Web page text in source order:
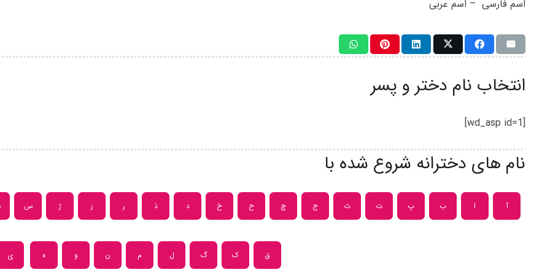
اسم فارسی – اسم عربی
انتخاب نام دختر و پسر
[wd_asp id=1]
نام های دخترانه شروع شده با
آ ا ب پ ت ث ج چ ح خ د ذ ر ز ژ س
ق ک گ ل م ن و ه ی